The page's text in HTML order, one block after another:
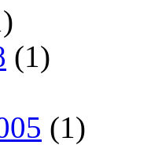
(1)
(1)